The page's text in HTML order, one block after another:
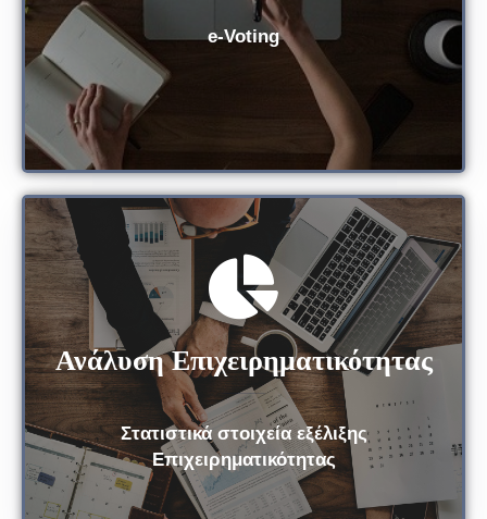
e-Voting
Ανάλυση Επιχειρηματικότητας
Στατιστικά στοιχεία εξέλιξης
Επιχειρηματικότητας